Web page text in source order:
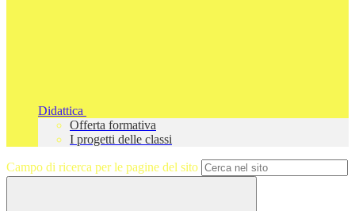
Didattica
Offerta formativa
I progetti delle classi
Campo di ricerca per le pagine del sito